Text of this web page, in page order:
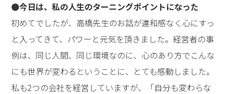
●今日は、私の人生のターニングポイントになった
初めてでしたが、高橋先生のお話が違和感なく心にすっ
と入ってきて、パワーと元気を頂きました。経営者の事
例は、同じ人間、同じ環境なのに、心のあり方でこんな
にも世界が変わるということに、とても感動しました。
私も2つの会社を経営していますが、「自分も変わらな